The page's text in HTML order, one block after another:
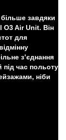
більше завдяки
O3 Air Unit. Він
для
з’єднання
під час польоту
ніби